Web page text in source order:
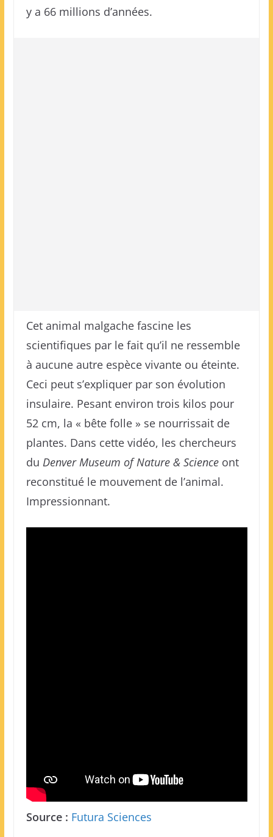
y a 66 millions d’années.
Cet animal malgache fascine les
scientifiques par le fait qu’il ne ressemble
à aucune autre espèce vivante ou éteinte.
Ceci peut s’expliquer par son évolution
insulaire. Pesant environ trois kilos pour
52 cm, la « bête folle » se nourrissait de
plantes. Dans cette vidéo, les chercheurs
du Denver Museum of Nature & Science ont
reconstitué le mouvement de l’animal.
Impressionnant.
Source : Futura Sciences